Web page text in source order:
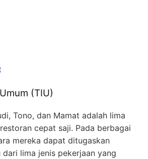
(TIU)
Tono, dan Mamat adalah lima
cepat saji. Pada berbagai
mereka dapat ditugaskan
dari lima jenis pekerjaan yang